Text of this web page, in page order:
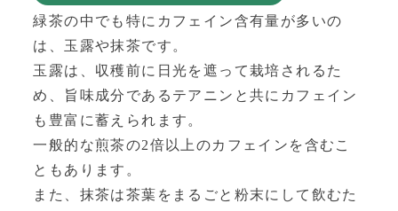
緑茶の中でも特にカフェイン含有量が多いの
は、玉露や抹茶です。
玉露は、収穫前に日光を遮って栽培されるた
め、旨味成分であるテアニンと共にカフェイン
も豊富に蓄えられます。
一般的な煎茶の2倍以上のカフェインを含むこ
ともあります。
また、抹茶は茶葉をまるごと粉末にして飲むた